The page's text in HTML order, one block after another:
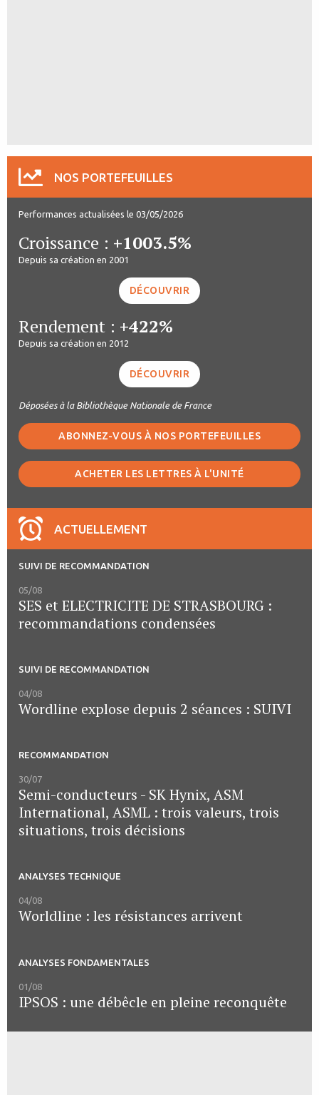
NOS PORTEFEUILLES
Performances actualisées le 03/05/2026
Croissance : +1003.5%
Depuis sa création en 2001
DÉCOUVRIR
Rendement : +422%
Depuis sa création en 2012
DÉCOUVRIR
Déposées à la Bibliothèque Nationale de France
ABONNEZ-VOUS À NOS PORTEFEUILLES
ACHETER LES LETTRES À L'UNITÉ
ACTUELLEMENT
SUIVI DE RECOMMANDATION
05/08
SES et ELECTRICITE DE STRASBOURG :
recommandations condensées
SUIVI DE RECOMMANDATION
04/08
Wordline explose depuis 2 séances : SUIVI
RECOMMANDATION
30/07
Semi-conducteurs - SK Hynix, ASM
International, ASML : trois valeurs, trois
situations, trois décisions
ANALYSES TECHNIQUE
04/08
Worldline : les résistances arrivent
ANALYSES FONDAMENTALES
01/08
IPSOS : une débêcle en pleine reconquête